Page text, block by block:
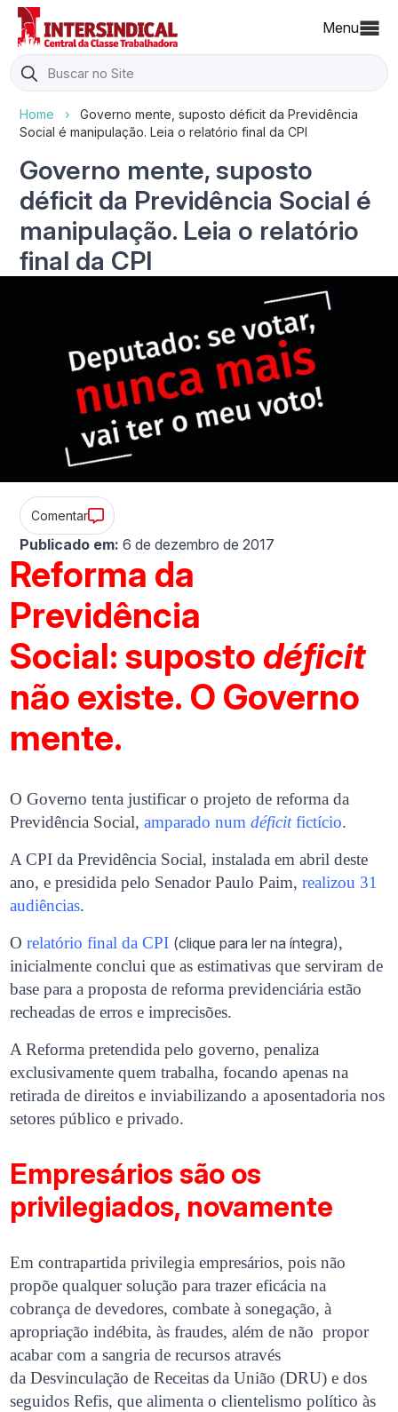
Menu
Search
for:
Home ›
Governo mente, suposto déficit da Previdência
Social é manipulação. Leia o relatório final da CPI
Governo mente, suposto
déficit da Previdência Social é
manipulação. Leia o relatório
final da CPI
Comentar
Publicado em: 6 de dezembro de 2017
Reforma da
Previdência
Social: suposto déficit
não existe. O Governo
mente.
O Governo tenta justificar o projeto de reforma da
Previdência Social,amparado numdéficitfictício.
A CPI da Previdência Social, instalada em abril deste
ano, e presidida pelo Senador Paulo Paim,realizou 31
audiências.
Orelatório final da CPI (clique para ler na íntegra),
inicialmente conclui que as estimativas que serviram de
base para a proposta de reforma previdenciária estão
recheadas de erros e imprecisões.
A Reforma pretendida pelo governo, penaliza
exclusivamente quem trabalha, focando apenas na
retirada de direitos e inviabilizando a aposentadoria nos
setores público e privado.
Empresários são os
privilegiados, novamente
Em contrapartida privilegia empresários, pois não
propõe qualquer solução para trazer eficácia na
cobrança de devedores, combate à sonegação, à
apropriação indébita, às fraudes, além de não propor
acabar com a sangria de recursos através
da Desvinculação de Receitas da União (DRU) e dos
seguidos Refis, que alimenta o clientelismo político às